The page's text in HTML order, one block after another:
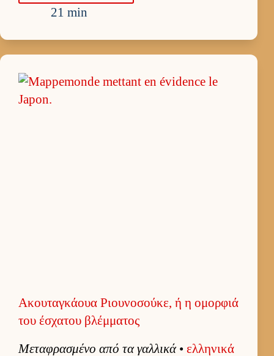
21 min
Ακουταγκάουα Ριουνοσούκε, ή η ομορφιά
του έσχατου βλέμματος
Μεταφρασμένο από τα γαλ­λικά• ελ­ληνικά